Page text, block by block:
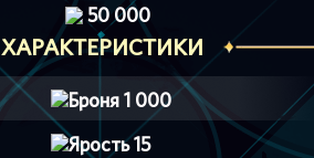
50 000
ХАРАКТЕРИСТИКИ
1 000
15